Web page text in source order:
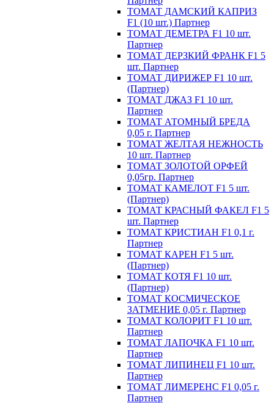
ТОМАТ ДАМСКИЙ КАПРИЗ
F1 (10 шт.) Партнер
ТОМАТ ДЕМЕТРА F1 10 шт.
Партнер
ТОМАТ ДЕРЗКИЙ ФРАНК F1 5
шт. Партнер
ТОМАТ ДИРИЖЕР F1 10 шт.
(Партнер)
ТОМАТ ДЖАЗ F1 10 шт.
Партнер
ТОМАТ АТОМНЫЙ БРЕДА
0,05 г. Партнер
ТОМАТ ЖЕЛТАЯ НЕЖНОСТЬ
10 шт. Партнер
ТОМАТ ЗОЛОТОЙ ОРФЕЙ
0,05гр. Партнер
ТОМАТ КАМЕЛОТ F1 5 шт.
(Партнер)
ТОМАТ КРАСНЫЙ ФАКЕЛ F1 5
шт. Партнер
ТОМАТ КРИСТИАН F1 0,1 г.
Партнер
ТОМАТ КАРЕН F1 5 шт.
(Партнер)
ТОМАТ КОТЯ F1 10 шт.
(Партнер)
ТОМАТ КОСМИЧЕСКОЕ
ЗАТМЕНИЕ 0,05 г. Партнер
ТОМАТ КОЛОРИТ F1 10 шт.
Партнер
ТОМАТ ЛАПОЧКА F1 10 шт.
Партнер
ТОМАТ ЛИПИНЕЦ F1 10 шт.
Партнер
ТОМАТ ЛИМЕРЕНС F1 0,05 г.
Партнер